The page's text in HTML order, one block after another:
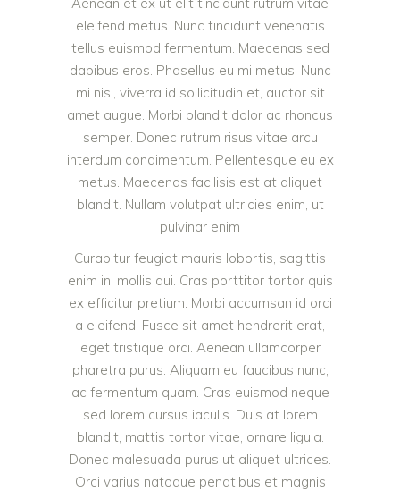
eleifend metus. Nunc tincidunt venenatis
tellus euismod fermentum. Maecenas sed
dapibus eros. Phasellus eu mi metus. Nunc
mi nisl, viverra id sollicitudin et, auctor sit
amet augue. Morbi blandit dolor ac rhoncus
semper. Donec rutrum risus vitae arcu
interdum condimentum. Pellentesque eu ex
metus. Maecenas facilisis est at aliquet
blandit. Nullam volutpat ultricies enim, ut
pulvinar enim
Curabitur feugiat mauris lobortis, sagittis
enim in, mollis dui. Cras porttitor tortor quis
ex efficitur pretium. Morbi accumsan id orci
a eleifend. Fusce sit amet hendrerit erat,
eget tristique orci. Aenean ullamcorper
pharetra purus. Aliquam eu faucibus nunc,
ac fermentum quam. Cras euismod neque
sed lorem cursus iaculis. Duis at lorem
blandit, mattis tortor vitae, ornare ligula.
Donec malesuada purus ut aliquet ultrices.
Orci varius natoque penatibus et magnis